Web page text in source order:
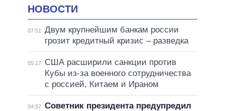
НОВОСТИ
07:51
Двум крупнейшим банкам россии
грозит кредитный кризис – разведка
05:17
США расширили санкции против
Кубы из-за военного сотрудничества
с россией, Китаем и Ираном
04:57 Советник президента предупредил